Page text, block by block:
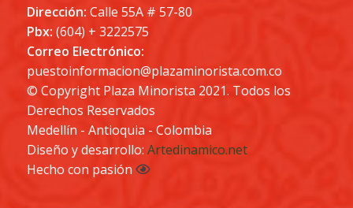
Dirección: Calle 55A # 57-80
Pbx: (604) + 3222575
Correo Electrónico:
puestoinformacion@plazaminorista.com.co
© Copyright Plaza Minorista 2021. Todos los
Derechos Reservados
Medellín - Antioquia - Colombia
Diseño y desarrollo: Artedinamico.net
Hecho con pasión